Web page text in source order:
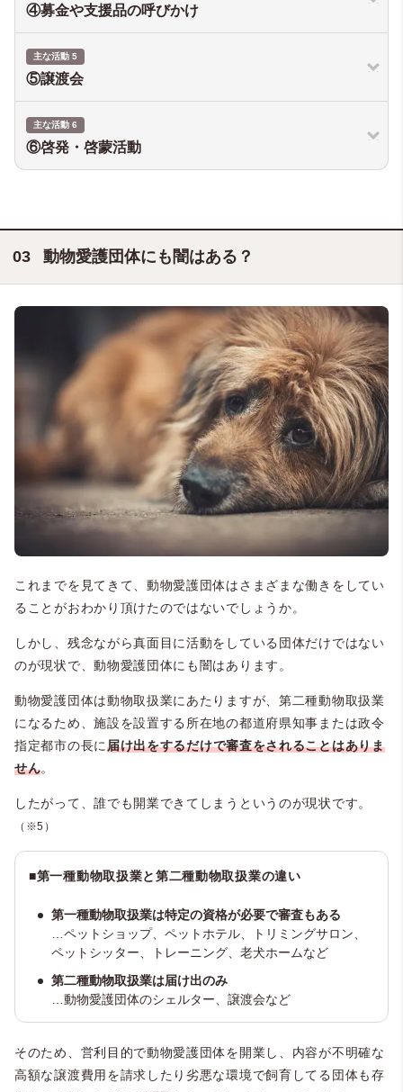
④募金や支援品の呼びかけ
主な活動 5
⑤譲渡会
主な活動 6
⑥啓発・啓蒙活動
動物愛護団体にも闇はある？
これまでを見てきて、動物愛護団体はさまざまな働きをしてい
ることがおわかり頂けたのではないでしょうか。
しかし、残念ながら真面目に活動をしている団体だけではない
のが現状で、動物愛護団体にも闇はあります。
動物愛護団体は動物取扱業にあたりますが、第二種動物取扱業
になるため、施設を設置する所在地の都道府県知事または政令
指定都市の長に届け出をするだけで審査をされることはありま
せん。
したがって、誰でも開業できてしまうというのが現状です。
（※5）
■第一種動物取扱業と第二種動物取扱業の違い
第一種動物取扱業は特定の資格が必要で審査もある
…ペットショップ、ペットホテル、トリミングサロン、
ペットシッター、トレーニング、老犬ホームなど
第二種動物取扱業は届け出のみ
…動物愛護団体のシェルター、譲渡会など
そのため、営利目的で動物愛護団体を開業し、内容が不明確な
高額な譲渡費用を請求したり劣悪な環境で飼育してる団体も存